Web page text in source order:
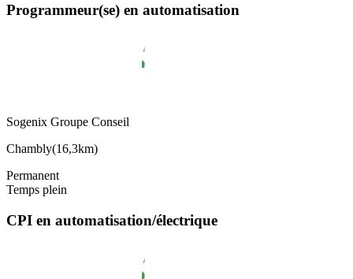
Programmeur(se) en automatisation
Sogenix Groupe Conseil
Chambly(16,3km)
Permanent
Temps plein
CPI en automatisation/électrique